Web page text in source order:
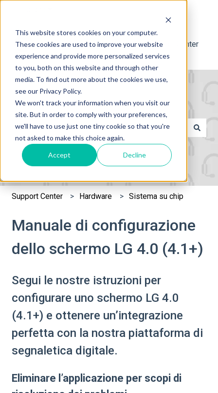
This website stores cookies on your computer.
These cookies are used to improve your website
experience and provide more personalized services
to you, both on this website and through other
media. To find out more about the cookies we use,
see our Privacy Policy.
We won't track your information when you visit our
site. But in order to comply with your preferences,
we'll have to use just one tiny cookie so that you're
not asked to make this choice again.
Accept Decline
Support Center
Questo è un campo di
Non sono presenti suggerimenti perché il campo di
Support Center Hardware Sistema su chip
Manuale di configurazione
dello schermo LG 4.0 (4.1+)
Segui le nostre istruzioni per
configurare uno schermo LG 4.0
(4.1+) e ottenere un’integrazione
perfetta con la nostra piattaforma di
segnaletica digitale.
Eliminare l’applicazione per scopi di